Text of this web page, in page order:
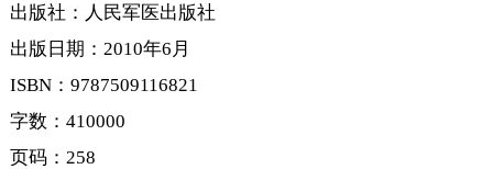
出版社：人民军医出版社
出版日期：2010年6月
ISBN：9787509116821
字数：410000
页码：258